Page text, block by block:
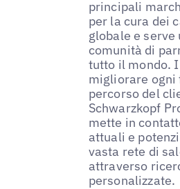
principali
per la cura dei
globale e serve
comunità di
tutto il mondo.
migliorare ogni
percorso del
Schwarzkopf
mette in
attuali e
vasta rete di
attraverso
personalizzate.